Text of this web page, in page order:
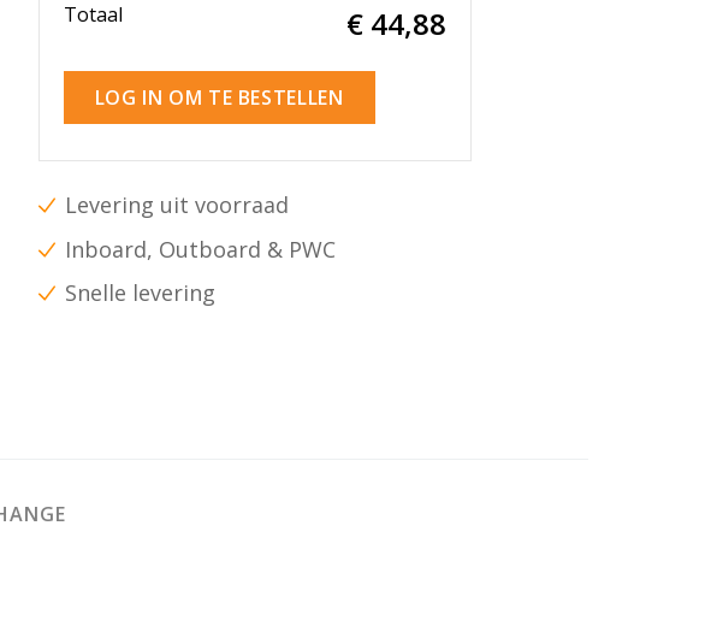
Totaal € 44,88
LOG IN OM TE BESTELLEN
Levering uit voorraad
Inboard, Outboard & PWC
Snelle levering